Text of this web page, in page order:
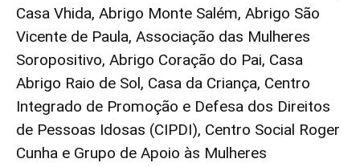
Casa Vhida, Abrigo Monte Salém, Abrigo São
Vicente de Paula, Associação das Mulheres
Soropositivo, Abrigo Coração do Pai, Casa
Abrigo Raio de Sol, Casa da Criança, Centro
Integrado de Promoção e Defesa dos Direitos
de Pessoas Idosas (CIPDI), Centro Social Roger
Cunha e Grupo de Apoio às Mulheres